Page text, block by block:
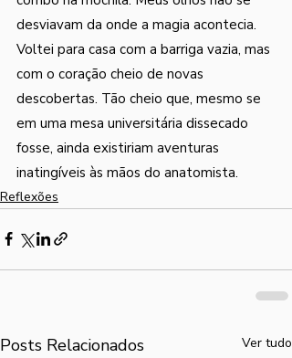
desviavam da onde a magia acontecia.
Voltei para casa com a barriga vazia, mas
com o coração cheio de novas
descobertas. Tão cheio que, mesmo se
em uma mesa universitária dissecado
fosse, ainda existiriam aventuras
inatingíveis às mãos do anatomista.
Reflexões
Posts Relacionados Ver tudo